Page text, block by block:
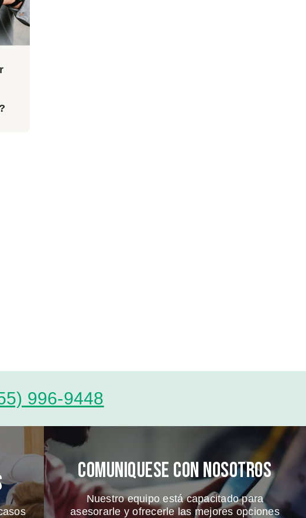
996-9448
Comuniquese Con Nosotros
Nuestro equipo está capacitado para
asesorarle y ofrecerle las mejores opciones